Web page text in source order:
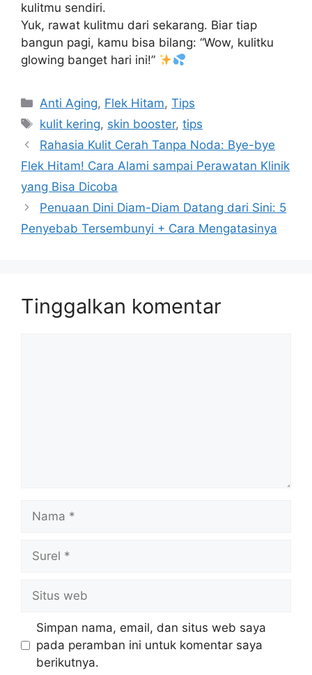
kulitmu sendiri.
Yuk, rawat kulitmu dari sekarang. Biar tiap
bangun pagi, kamu bisa bilang: “Wow, kulitku
glowing banget hari ini!”
Anti Aging, Flek Hitam,Tips
kulit kering, skin booster,tips
Rahasia Kulit Cerah Tanpa Noda: Bye-bye
Flek Hitam! Cara Alami sampai Perawatan Klinik
yang Bisa Dicoba
Penuaan Dini Diam-Diam Datang dari Sini: 5
Penyebab Tersembunyi + Cara Mengatasinya
Tinggalkan komentar
Simpan nama, email, dan situs web saya
pada peramban ini untuk komentar saya
berikutnya.